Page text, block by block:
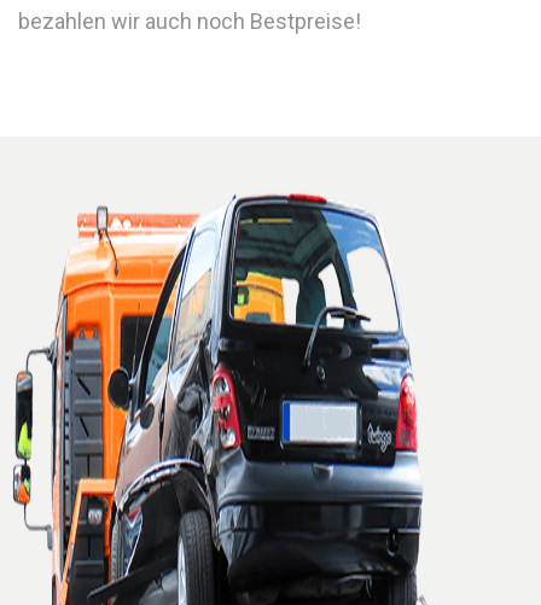
bezahlen wir auch noch Bestpreise!